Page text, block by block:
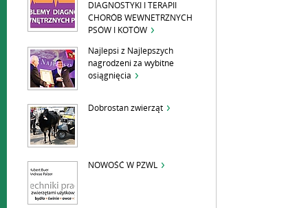
DIAGNOSTYKI I TERAPII
CHORÓB WEWNETRZNYCH
PSÓW I KOTÓW
Najlepsi z Najlepszych
nagrodzeni za wybitne
osiągnięcia
Dobrostan zwierząt
NOWOŚĆ W PZWL